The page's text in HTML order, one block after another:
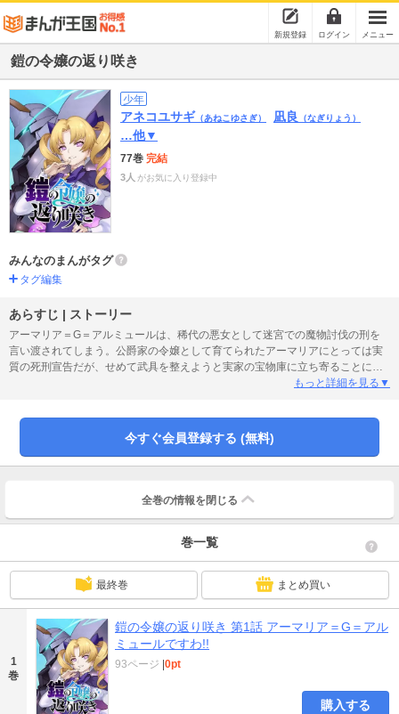
新規登録 ログイン メニュー
鎧の令嬢の返り咲き
少年
アネコユサギ （あねこゆさぎ） 凪良 （なぎりょう）
…他▼
77巻 完結
3人 がお気に入り登録中
みんなのまんがタグ
タグ編集
あらすじ | ストーリー
アーマリア＝G＝アルミュールは、稀代の悪女として迷宮での魔物討伐の刑を
言い渡されてしまう。公爵家の令嬢として育てられたアーマリアにとっては実
質の死刑宣告だが、せめて武具を整えようと実家の宝物庫に立ち寄ることに。
そこで眠っていた伝説の「家宝の鎧」がアーマリアに呼応する…!! 『盾の勇者
だ、令嬢バトルアクション開幕!!
もっと詳細を見る▼
今すぐ会員登録する (無料)
全巻の情報を 閉じる
巻一覧
最終巻 まとめ買い
1
巻
鎧の令嬢の返り咲き 第1話 アーマリア＝G＝アル
ミュールですわ!!
93ページ 0pt
購入する